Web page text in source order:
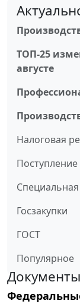
ТОП-25
августе
Налоговая
Поступление
Госзакупки
ГОСТ
Популярное
Документы